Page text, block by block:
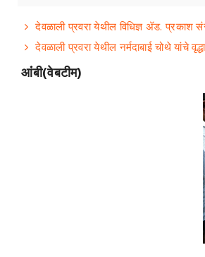
देवळाली प्रवरा येथील विधिज्ञ ॲड. प्रकाश
देवळाली प्रवरा येथील नर्मदाबाई चोथे यांचे
आंंबी(वेबटीम)